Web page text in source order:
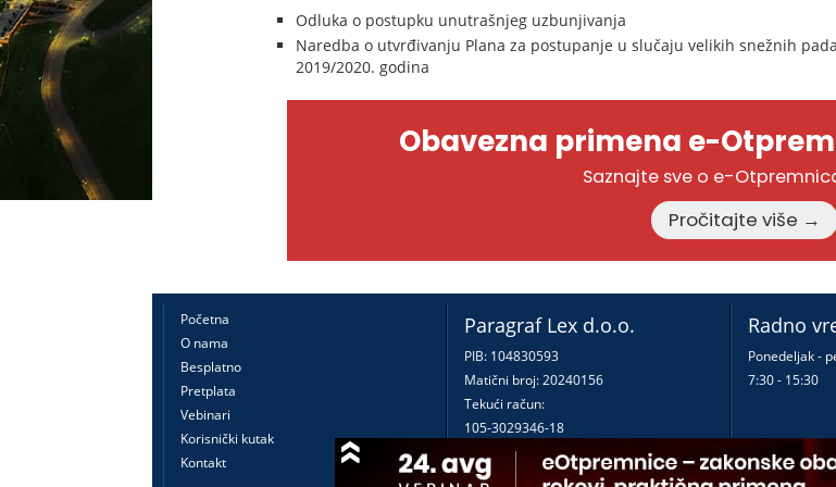
Odluka o postupku unutrašnjeg uzbunjivanja
Naredba o utvrđivanju Plana za postupanje u slučaju velikih snežnih
2019/2020. godina
Obavezna primena e-
Saznajte sve o e-
Pročitajte više →
Početna
O nama
Besplatno
Pretplata
Vebinari
Korisnički kutak
Kontakt
Paragraf Lex d.o.o.
PIB: 104830593
Matični broj: 20240156
Tekući račun:
105-3029346-18
160-0000000380290-23
Radno
Ponedeljak -
7:30 - 15:30